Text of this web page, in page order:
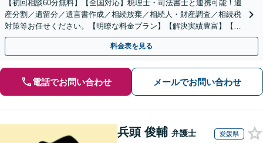
【初回相談60分無料】【全国対応】税理士・司法書士と連携可能！遺
産分割／遺留分／遺言書作成／相続放棄／相続人・財産調査／相続税
対策等お任せください。【明瞭な料金プラン】【解決実績豊富】【電
話相談可】
料金表を見る
電話でお問い合わせ メールでお問い合わせ
兵頭 俊輔 弁護士 愛媛県